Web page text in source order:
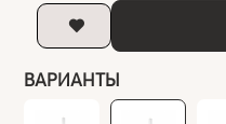
ВАРИАНТЫ